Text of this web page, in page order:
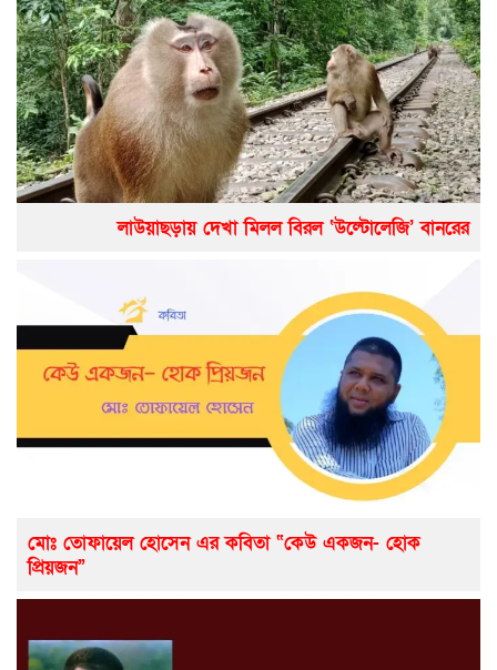
লাউয়াছড়ায় দেখা মিলল বিরল ‘উল্টোলেজি’ বানরের
মোঃ তোফায়েল হোসেন এর কবিতা “কেউ একজন- হোক
প্রিয়জন”